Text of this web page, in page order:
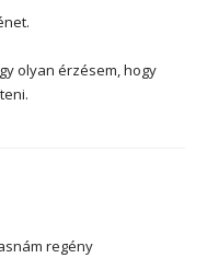
olyan érzésem, hogy
regény